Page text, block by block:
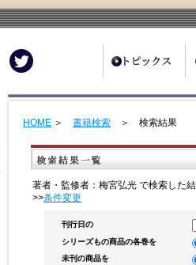
HOME ＞ 書籍検索 ＞ 検索結果
著者・監修者：梅宮弘光 で検索した
>>条件変更
刊行日の
シリーズもの商品の各巻を
未刊の商品を